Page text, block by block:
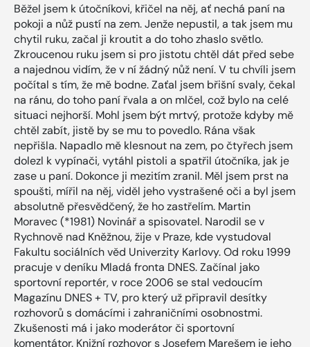
Běžel jsem k útočníkovi, křičel na něj, ať nechá paní na
pokoji a nůž pustí na zem. Jenže nepustil, a tak jsem mu
chytil ruku, začal ji kroutit a do toho zhaslo světlo.
Zkroucenou ruku jsem si pro jistotu chtěl dát před sebe
a najednou vidím, že v ní žádný nůž není. V tu chvíli jsem
počítal s tím, že mě bodne. Zaťal jsem břišní svaly, čekal
na ránu, do toho paní řvala a on mlčel, což bylo na celé
situaci nejhorší. Mohl jsem být mrtvý, protože kdyby mě
chtěl zabít, jistě by se mu to povedlo. Rána však
nepřišla. Napadlo mě klesnout na zem, po čtyřech jsem
dolezl k vypínači, vytáhl pistoli a spatřil útočníka, jak je
zase u paní. Dokonce ji mezitím zranil. Měl jsem prst na
spoušti, mířil na něj, viděl jeho vystrašené oči a byl jsem
absolutně přesvědčený, že ho zastřelím. Martin
Moravec (*1981) Novinář a spisovatel. Narodil se v
Rychnově nad Kněžnou, žije v Praze, kde vystudoval
Fakultu sociálních věd Univerzity Karlovy. Od roku 1999
pracuje v deníku Mladá fronta DNES. Začínal jako
sportovní reportér, v roce 2006 se stal vedoucím
Magazínu DNES + TV, pro který už připravil desítky
rozhovorů s domácími i zahraničními osobnostmi.
Zkušenosti má i jako moderátor či sportovní
komentátor. Knižní rozhovor s Josefem Marešem je jeho